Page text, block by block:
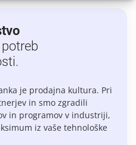
je prodajna kultura. Pri
in smo zgradili
in programov v industriji,
iz vaše tehnološke